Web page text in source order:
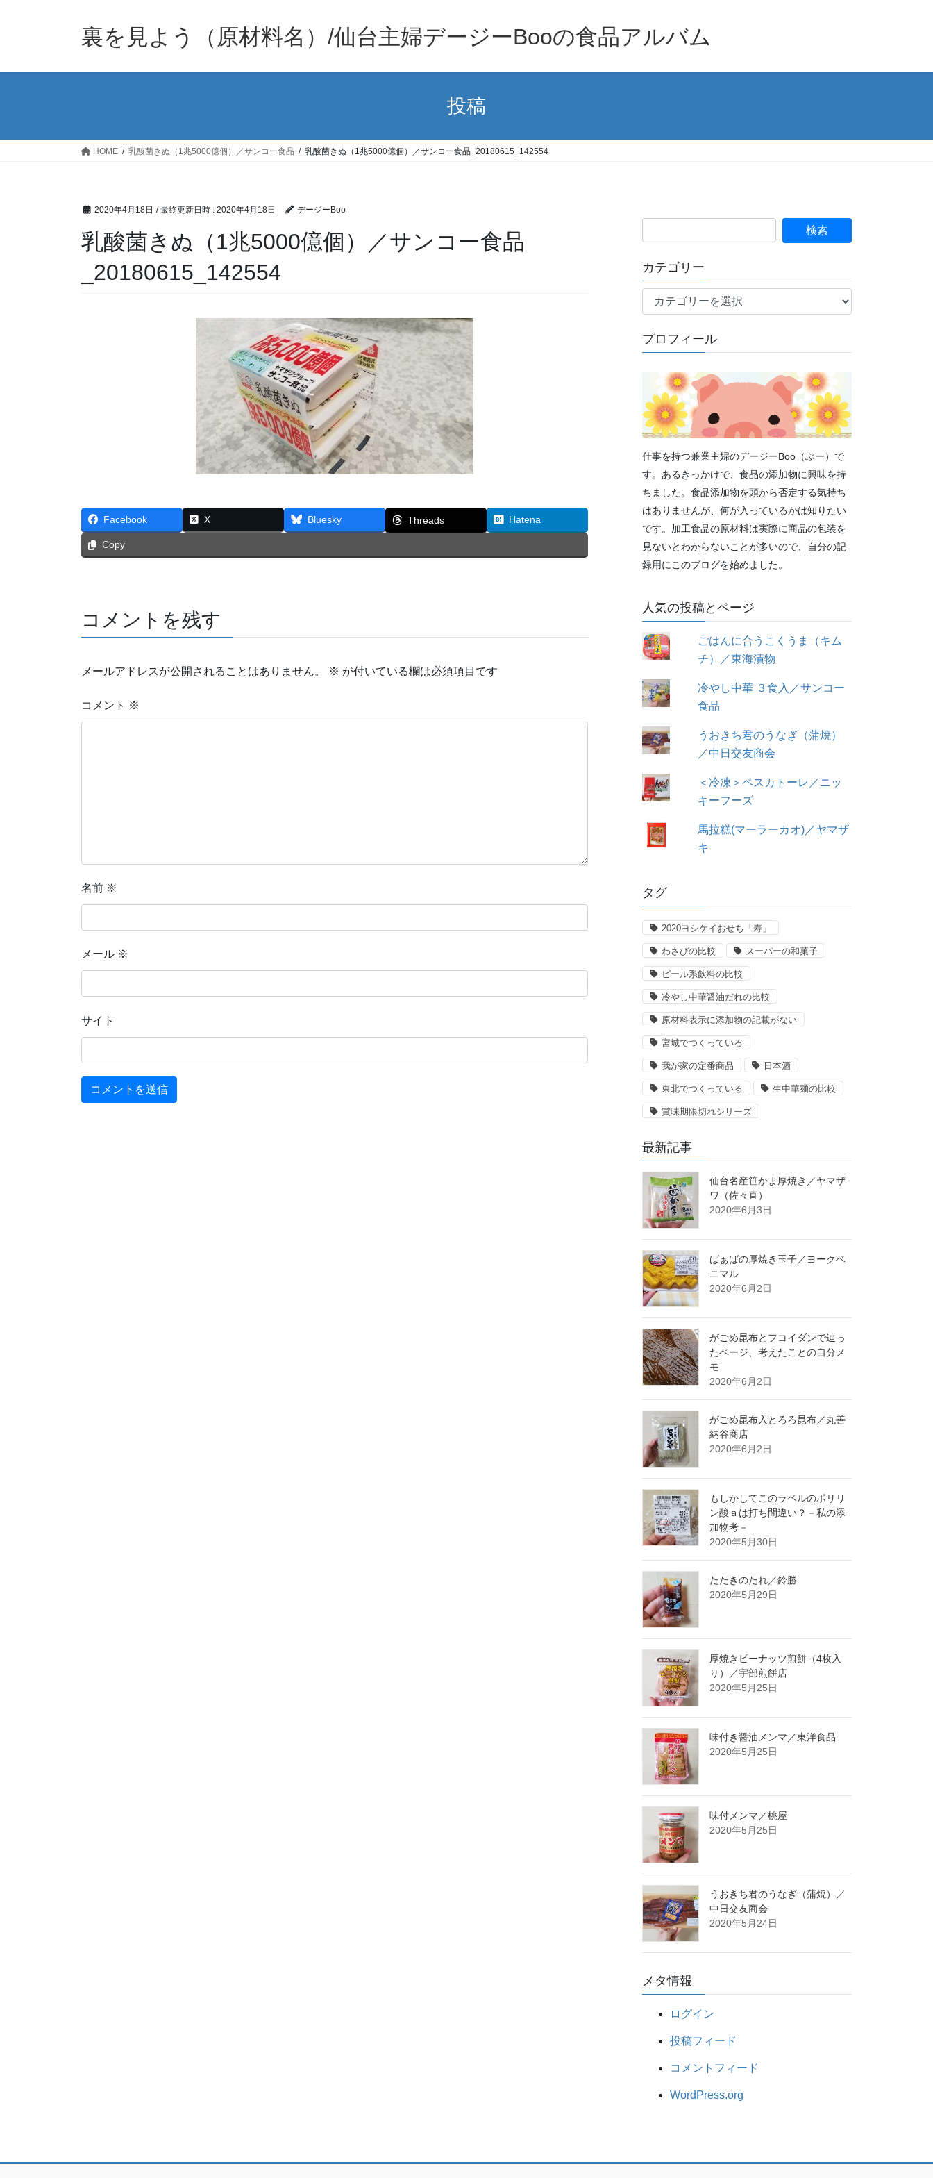
裏を見よう（原材料名）/仙台主婦デージーBooの食品アルバム
投稿
HOME 乳酸菌きぬ（1兆5000億個）／サンコー食品 乳酸菌きぬ（1兆5000億個）／サンコー食品_20180615_142554
2020年4月18日 / 最終更新日時 : 2020年4月18日 デージーBoo
乳酸菌きぬ（1兆5000億個）／サンコー食品
_20180615_142554
Facebook X Bluesky Threads Hatena
Copy
コメントを残す
メールアドレスが公開されることはありません。 ※ が付いている欄は必須項目です
コメント ※
名前 ※
メール ※
サイト
カテゴリー
テ
リ
プロフィール
仕事を持つ兼業主婦のデージーBoo（ぶー）で
す。あるきっかけで、食品の添加物に興味を持
ちました。食品添加物を頭から否定する気持ち
はありませんが、何が入っているかは知りたい
です。加工食品の原材料は実際に商品の包装を
見ないとわからないことが多いので、自分の記
録用にこのブログを始めました。
人気の投稿とページ
ごはんに合うこくうま（キム
チ）／東海漬物
冷やし中華 ３食入／サンコー
食品
うおきち君のうなぎ（蒲焼）
／中日交友商会
＜冷凍＞ペスカトーレ／ニッ
キーフーズ
馬拉糕(マーラーカオ)／ヤマザ
キ
タグ
2020ヨシケイおせち「寿」
わさびの比較 スーパーの和菓子
ビール系飲料の比較
冷やし中華醤油だれの比較
原材料表示に添加物の記載がない
宮城でつくっている
我が家の定番商品 日本酒
東北でつくっている 生中華麺の比較
賞味期限切れシリーズ
最新記事
仙台名産笹かま厚焼き／ヤマザ
ワ（佐々直）
2020年6月3日
ばぁばの厚焼き玉子／ヨークベ
ニマル
2020年6月2日
がごめ昆布とフコイダンで辿っ
たページ、考えたことの自分メ
モ
2020年6月2日
がごめ昆布入とろろ昆布／丸善
納谷商店
2020年6月2日
もしかしてこのラベルのポリリ
ン酸ａは打ち間違い？－私の添
加物考－
2020年5月30日
たたきのたれ／鈴勝
2020年5月29日
厚焼きピーナッツ煎餅（4枚入
り）／宇部煎餅店
2020年5月25日
味付き醤油メンマ／東洋食品
2020年5月25日
味付メンマ／桃屋
2020年5月25日
うおきち君のうなぎ（蒲焼）／
中日交友商会
2020年5月24日
メタ情報
ログイン
投稿フィード
コメントフィード
WordPress.org